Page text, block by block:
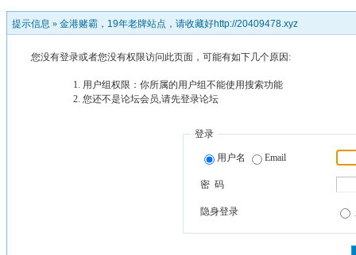
提示信息 » 金港赌霸，19年老牌站点，请收藏好http://20409478.xyz
您没有登录或者您没有权限访问此页面，可能有如下几个原因:
用户组权限：你所属的用户组不能使用搜索功能
您还不是论坛会员,请先登录论坛
登录
用户名 Email
密 码
隐身登录